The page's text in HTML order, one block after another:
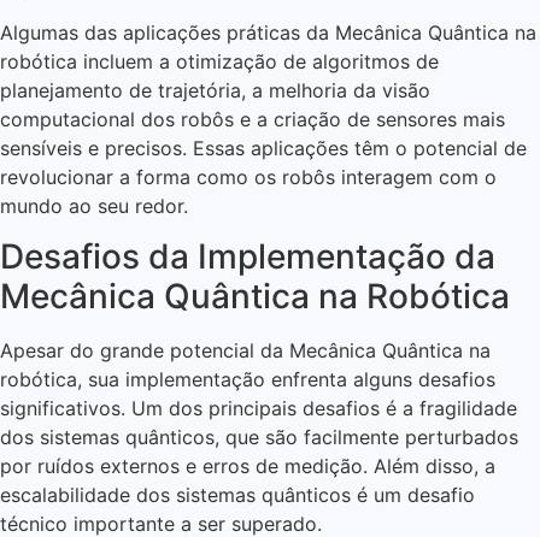
Algumas das aplicações práticas da Mecânica Quântica na
robótica incluem a otimização de algoritmos de
planejamento de trajetória, a melhoria da visão
computacional dos robôs e a criação de sensores mais
sensíveis e precisos. Essas aplicações têm o potencial de
revolucionar a forma como os robôs interagem com o
mundo ao seu redor.
Desafios da Implementação da
Mecânica Quântica na Robótica
Apesar do grande potencial da Mecânica Quântica na
robótica, sua implementação enfrenta alguns desafios
significativos. Um dos principais desafios é a fragilidade
dos sistemas quânticos, que são facilmente perturbados
por ruídos externos e erros de medição. Além disso, a
escalabilidade dos sistemas quânticos é um desafio
técnico importante a ser superado.